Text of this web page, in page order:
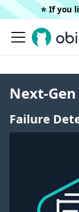
⭐️ If you
Next-
Failure